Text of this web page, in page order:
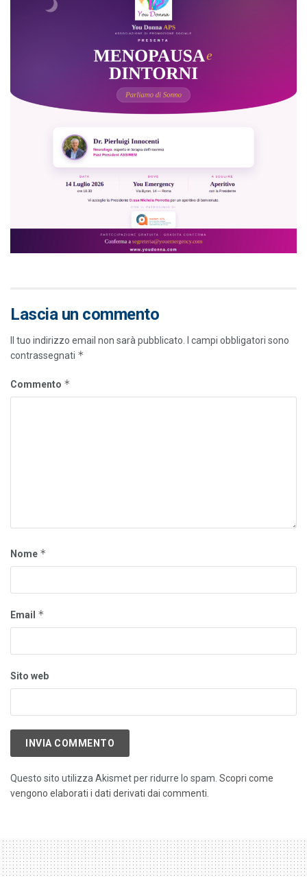
Lascia un commento
Il tuo indirizzo email non sarà pubblicato.
I campi obbligatori sono
contrassegnati *
Commento *
Nome *
Email *
Sito web
Questo sito utilizza Akismet per ridurre lo spam. Scopri come
vengono elaborati i dati derivati dai commenti